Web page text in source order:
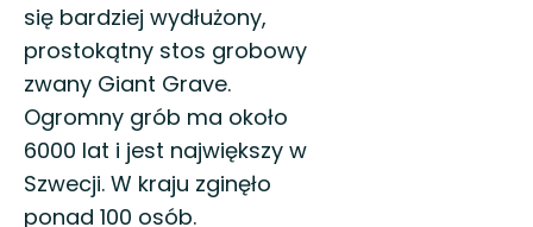
się bardziej wydłużony,
prostokątny stos grobowy
zwany Giant Grave.
Ogromny grób ma około
6000 lat i jest największy w
Szwecji. W kraju zginęło
ponad 100 osób.